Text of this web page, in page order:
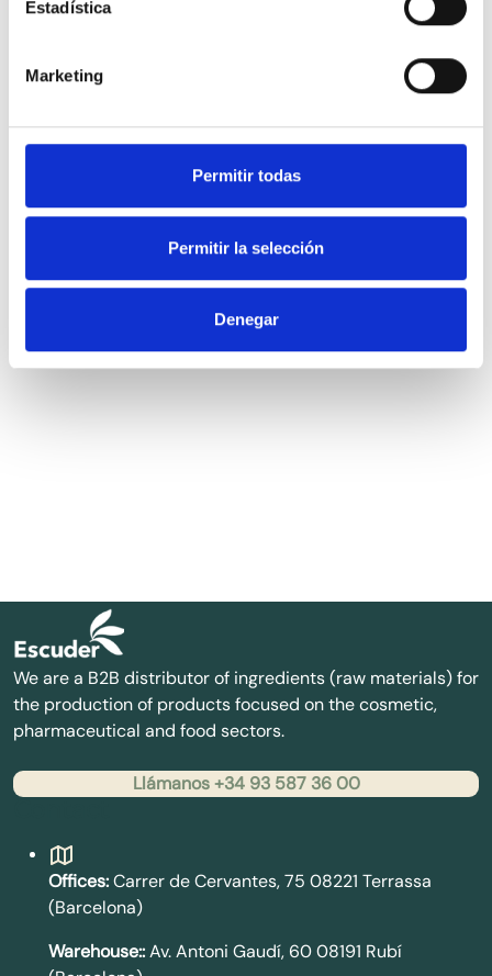
Estadística
Marketing
Permitir todas
Permitir la selección
Denegar
Carrer de Cervantes, 75 08221 Terrassa
(Barcelona)
We are a B2B distributor of ingredients (raw materials) for
the production of products focused on the cosmetic,
pharmaceutical and food sectors.
Llámanos +34 93 587 36 00
Offices:Carrer de Cervantes, 75 08221 Terrassa
(Barcelona)
Warehouse::Av. Antoni Gaudí, 60 08191 Rubí